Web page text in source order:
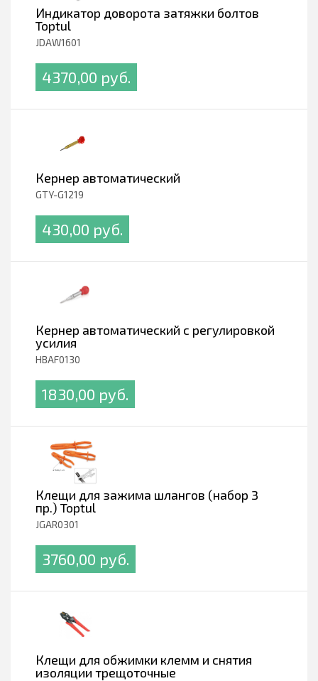
Индикатор доворота затяжки болтов
Toptul
JDAW1601
4370,00 pуб.
Кернер автоматический
GTY-G1219
430,00 pуб.
Кернер автоматический с регулировкой
усилия
HBAF0130
1830,00 pуб.
Клещи для зажима шлангов (набор 3
пр.) Toptul
JGAR0301
3760,00 pуб.
Клещи для обжимки клемм и снятия
изоляции трещоточные